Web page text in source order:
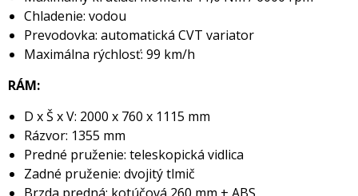
Chladenie: vodou
Prevodovka: automatická CVT variator
Maximálna rýchlosť: 99 km/h
RÁM:
D x Š x V: 2000 x 760 x 1115 mm
Rázvor: 1355 mm
Predné pruženie: teleskopická vidlica
Zadné pruženie: dvojitý tlmič